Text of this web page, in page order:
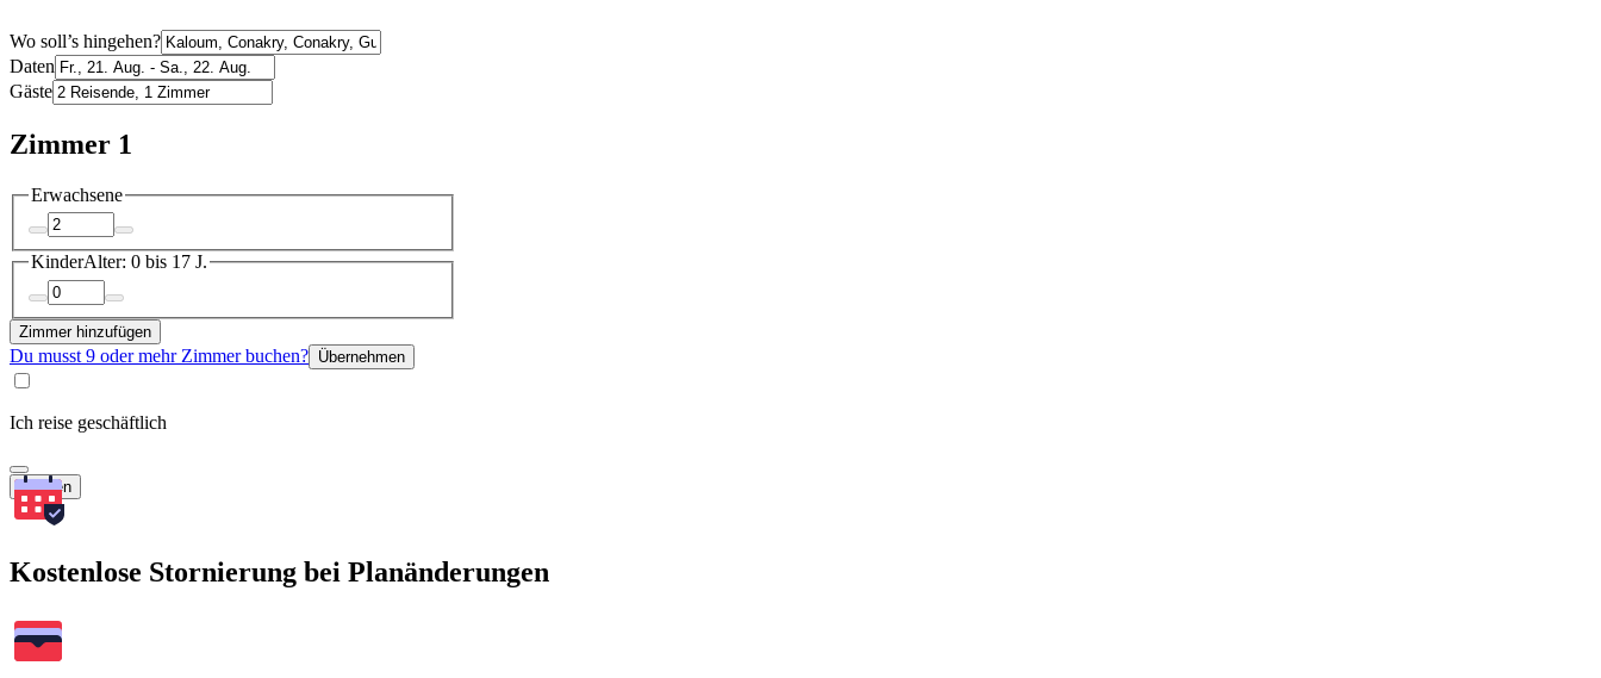
Wo soll’s hingehen?
Daten
Gäste
Zimmer 1
Erwachsene
KinderAlter: 0 bis 17 J.
Zimmer hinzufügen
Du musst 9 oder mehr Zimmer buchen? Übernehmen
Ich reise geschäftlich
Suchen
Kostenlose Stornierung bei Planänderungen